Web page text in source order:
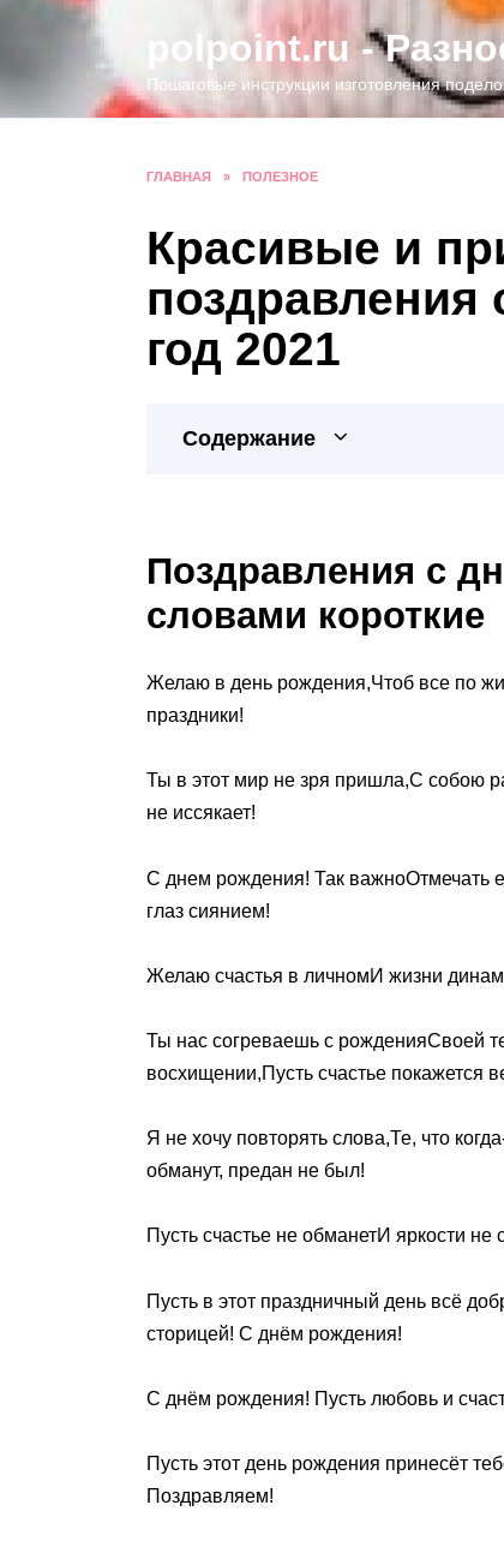
Перейти
содержанию
polpoint.ru -
Пошаговые инструкции изготовления
ГЛАВНАЯ » ПОЛЕЗНОЕ
Красивые и
поздравления
год 2021
Содержание
Поздравления с
словами короткие
Желаю в день рождения,Чтоб все по
праздники!
Ты в этот мир не зря пришла,С собою
не иссякает!
С днем рождения! Так важноОтмечать
глаз сиянием!
Желаю счастья в личномИ жизни
Ты нас согреваешь с рожденияСвоей
восхищении,Пусть счастье покажется
Я не хочу повторять слова,Те, что
обманут, предан не был!
Пусть счастье не обманетИ яркости
Пусть в этот праздничный день всё
сторицей! С днём рождения!
С днём рождения! Пусть любовь и
Пусть этот день рождения принесёт
Поздравляем!